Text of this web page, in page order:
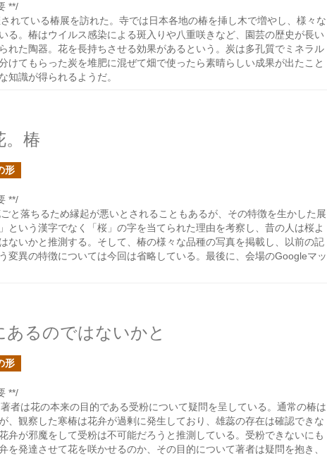
**/
れている椿展を訪れた。寺では日本各地の椿を挿し木で増やし、様々な
る。椿はウイルス感染による斑入りや八重咲きなど、園芸の歴史が長い
れた陶器。花を長持ちさせる効果があるという。炭は多孔質でミネラル
けてもらった炭を堆肥に混ぜて畑で使ったら素晴らしい成果が出たこと
知識が得られるようだ。
。椿
形
**/
と落ちるため縁起が悪いとされることもあるが、その特徴を生かした展
という漢字でなく「桜」の字を当てられた理由を考察し、昔の人は桜よ
ないかと推測する。そして、椿の様々な品種の写真を掲載し、以前の記
変異の特徴については今回は省略している。最後に、会場のGoogleマッ
るのではないかと
形
**/
者は花の本来の目的である受粉について疑問を呈している。通常の椿は
、観察した寒椿は花弁が過剰に発生しており、雄蕊の存在は確認できな
弁が邪魔をして受粉は不可能だろうと推測している。受粉できないにも
を発達させて花を咲かせるのか、その目的について著者は疑問を抱き、